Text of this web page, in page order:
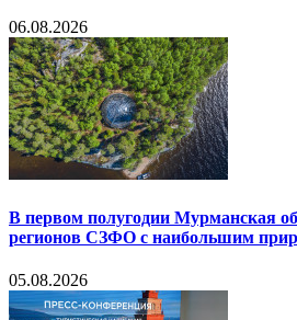
06.08.2026
В первом полугодии Мурманская
регионов СЗФО с наибольшим
05.08.2026